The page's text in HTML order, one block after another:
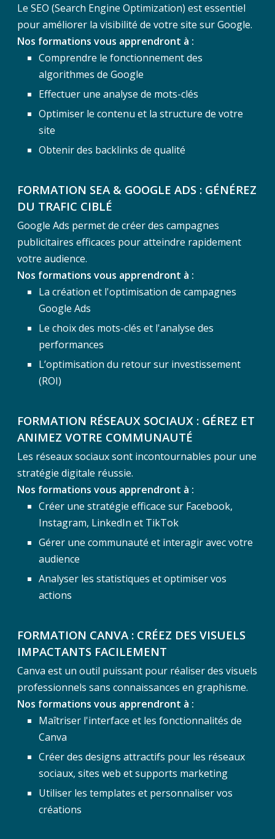
Le SEO (Search Engine Optimization) est essentiel
pour améliorer la visibilité de votre site sur Google.
Nos formations vous apprendront à :
Comprendre le fonctionnement des
algorithmes de Google
Effectuer une analyse de mots-clés
Optimiser le contenu et la structure de votre
site
Obtenir des backlinks de qualité
FORMATION SEA & GOOGLE ADS : GÉNÉREZ
DU TRAFIC CIBLÉ
Google Ads permet de créer des campagnes
publicitaires efficaces pour atteindre rapidement
votre audience.
Nos formations vous apprendront à :
La création et l'optimisation de campagnes
Google Ads
Le choix des mots-clés et l'analyse des
performances
L’optimisation du retour sur investissement
(ROI)
FORMATION RÉSEAUX SOCIAUX : GÉREZ ET
ANIMEZ VOTRE COMMUNAUTÉ
Les réseaux sociaux sont incontournables pour une
stratégie digitale réussie.
Nos formations vous apprendront à :
Créer une stratégie efficace sur Facebook,
Instagram, LinkedIn et TikTok
Gérer une communauté et interagir avec votre
audience
Analyser les statistiques et optimiser vos
actions
FORMATION CANVA : CRÉEZ DES VISUELS
IMPACTANTS FACILEMENT
Canva est un outil puissant pour réaliser des visuels
professionnels sans connaissances en graphisme.
Nos formations vous apprendront à :
Maîtriser l'interface et les fonctionnalités de
Canva
Créer des designs attractifs pour les réseaux
sociaux, sites web et supports marketing
Utiliser les templates et personnaliser vos
créations